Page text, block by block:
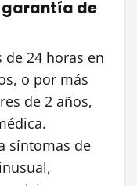
garantía de
24 horas en
o por más
de 2 años,
síntomas de